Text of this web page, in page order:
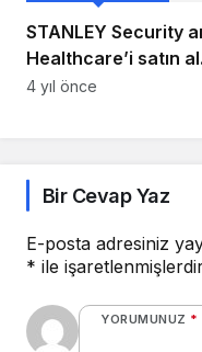
STANLEY Security
Healthcare’i satın
işlemlerini
önemli bir adım attı
4 yıl önce
Bir Cevap Yaz
E-posta adresiniz
* ile
YORUMUNUZ *